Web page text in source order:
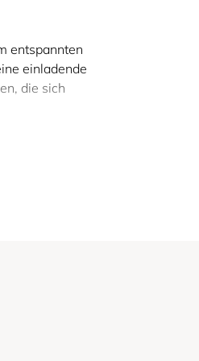
entspannten
einladende
die sich
ausgelegt.